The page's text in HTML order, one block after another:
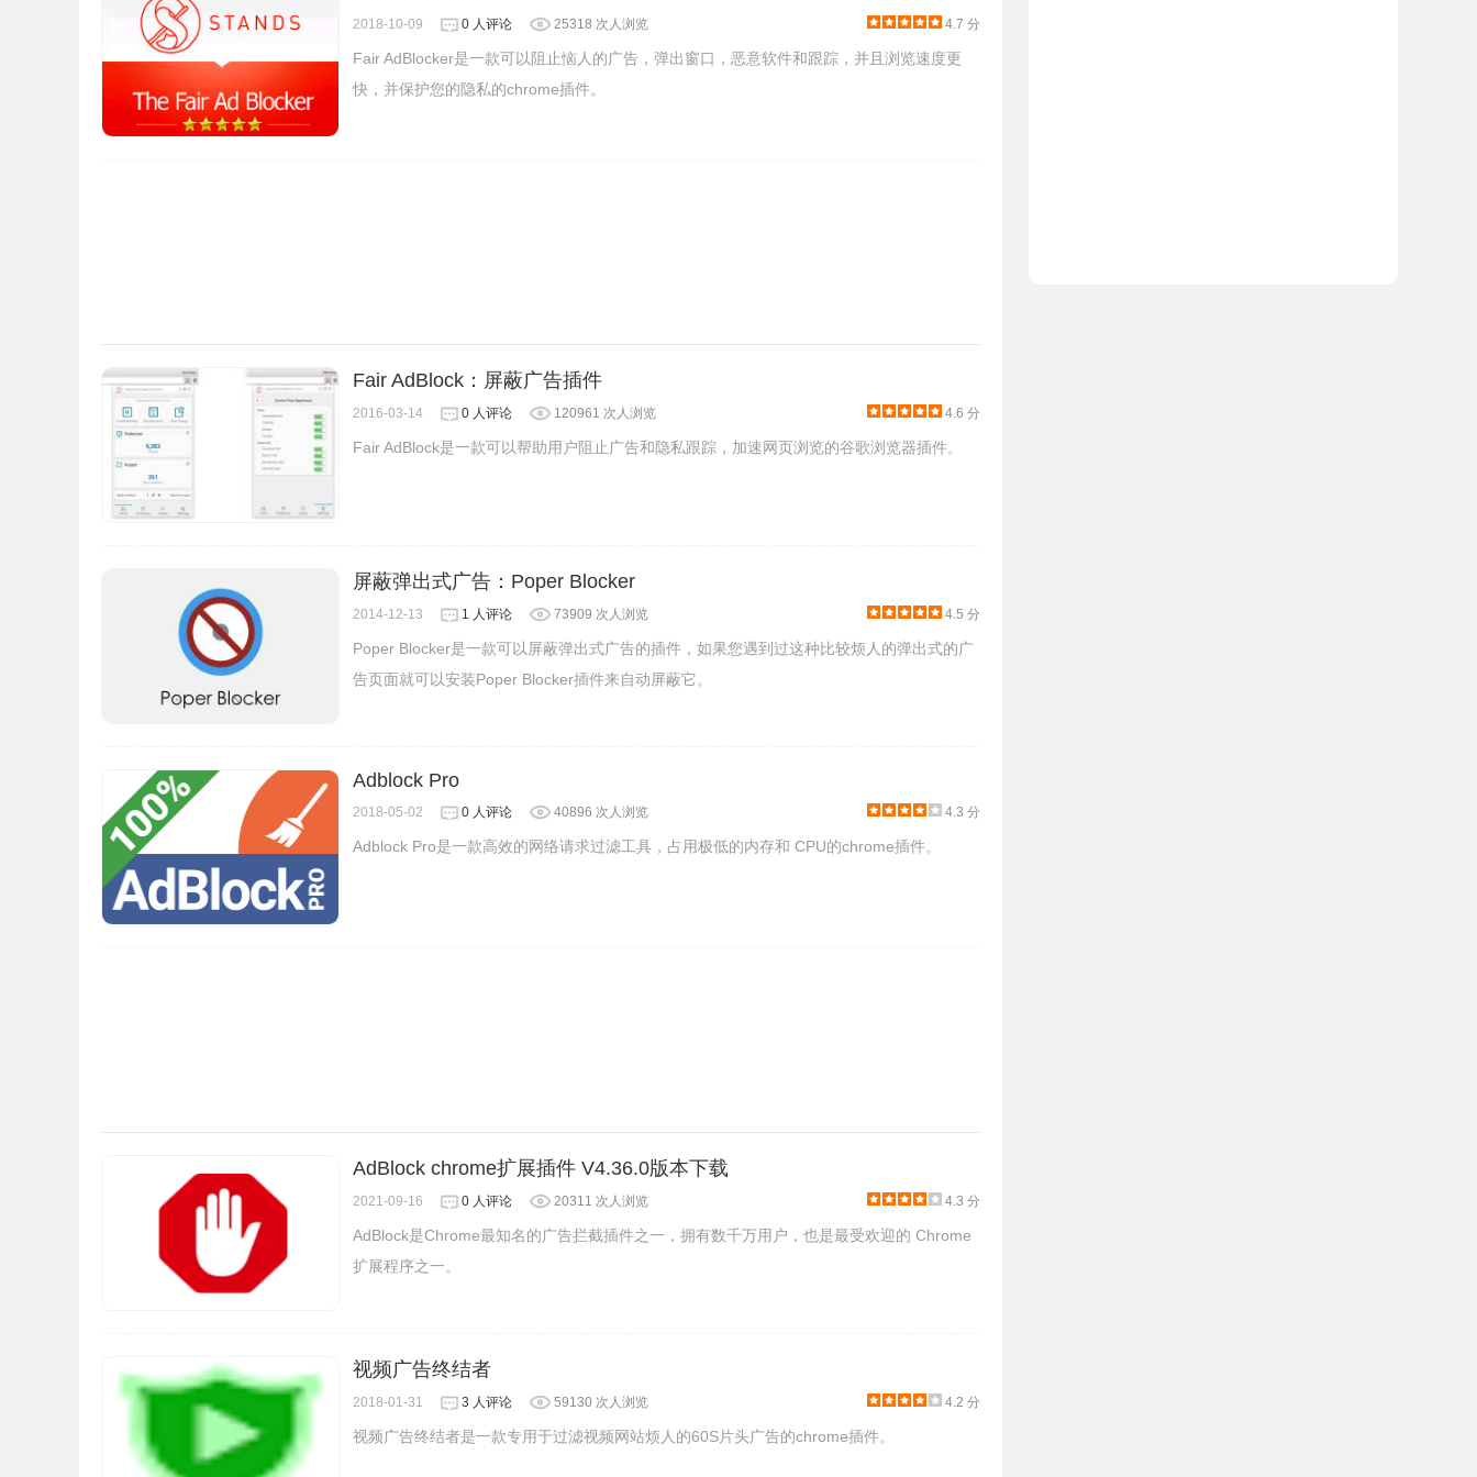
https://huajiakeji.com/chrome/2014-09/177.html。
2.在chrome浏览器安装了广告净化器插件后，在浏览器的右上方可以看到按钮标记，点击按钮标记可以看到网址
的广告拦截情况：
比如打开优酷视频：
3.我们可以打开优酷视频，点击广告净化器插件，对比一下插件过滤广告后的差别：
2018-10-09 0 人评论 25318 次人浏览 4.7 分
Fair AdBlocker是一款可以阻止恼人的广告，弹出窗口，恶意软件和跟踪，并且浏览速度更
快，并保护您的隐私的chrome插件。
Fair AdBlock：屏蔽广告插件
2016-03-14 0 人评论 120961 次人浏览 4.6 分
Fair AdBlock是一款可以帮助用户阻止广告和隐私跟踪，加速网页浏览的谷歌浏览器插件。
屏蔽弹出式广告：Poper Blocker
2014-12-13 1 人评论 73909 次人浏览 4.5 分
Poper Blocker是一款可以屏蔽弹出式广告的插件，如果您遇到过这种比较烦人的弹出式的广
告页面就可以安装Poper Blocker插件来自动屏蔽它。
Adblock Pro
2018-05-02 0 人评论 40896 次人浏览 4.3 分
Adblock Pro是一款高效的网络请求过滤工具，占用极低的内存和 CPU的chrome插件。
AdBlock chrome扩展插件 V4.36.0版本下载
2021-09-16 0 人评论 20311 次人浏览 4.3 分
AdBlock是Chrome最知名的广告拦截插件之一，拥有数千万用户，也是最受欢迎的 Chrome
扩展程序之一。
视频广告终结者
2018-01-31 3 人评论 59130 次人浏览 4.2 分
视频广告终结者是一款专用于过滤视频网站烦人的60S片头广告的chrome插件。